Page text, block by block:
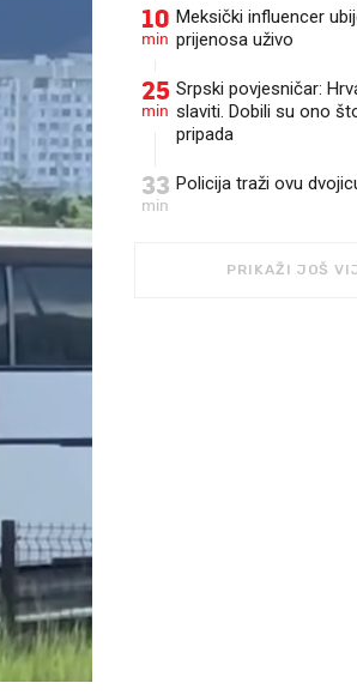
10
min
Meksički influencer
prijenosa uživo
25
min
Srpski povjesničar:
slaviti. Dobili su ono
pripada
33
min
Policija traži ovu
PRIKAŽI JOŠ